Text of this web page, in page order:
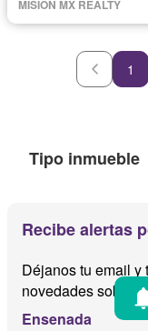
MISION MX REALTY
1
Tipo inmueble
Recibe alertas
Déjanos tu email y
novedades sobre
Ensenada